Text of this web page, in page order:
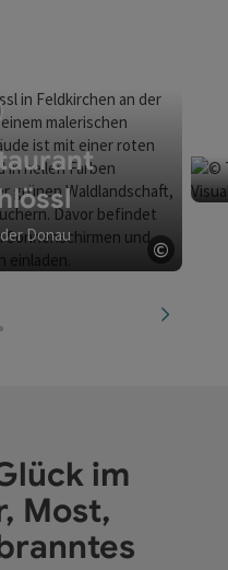
Donau
©
im
Most,